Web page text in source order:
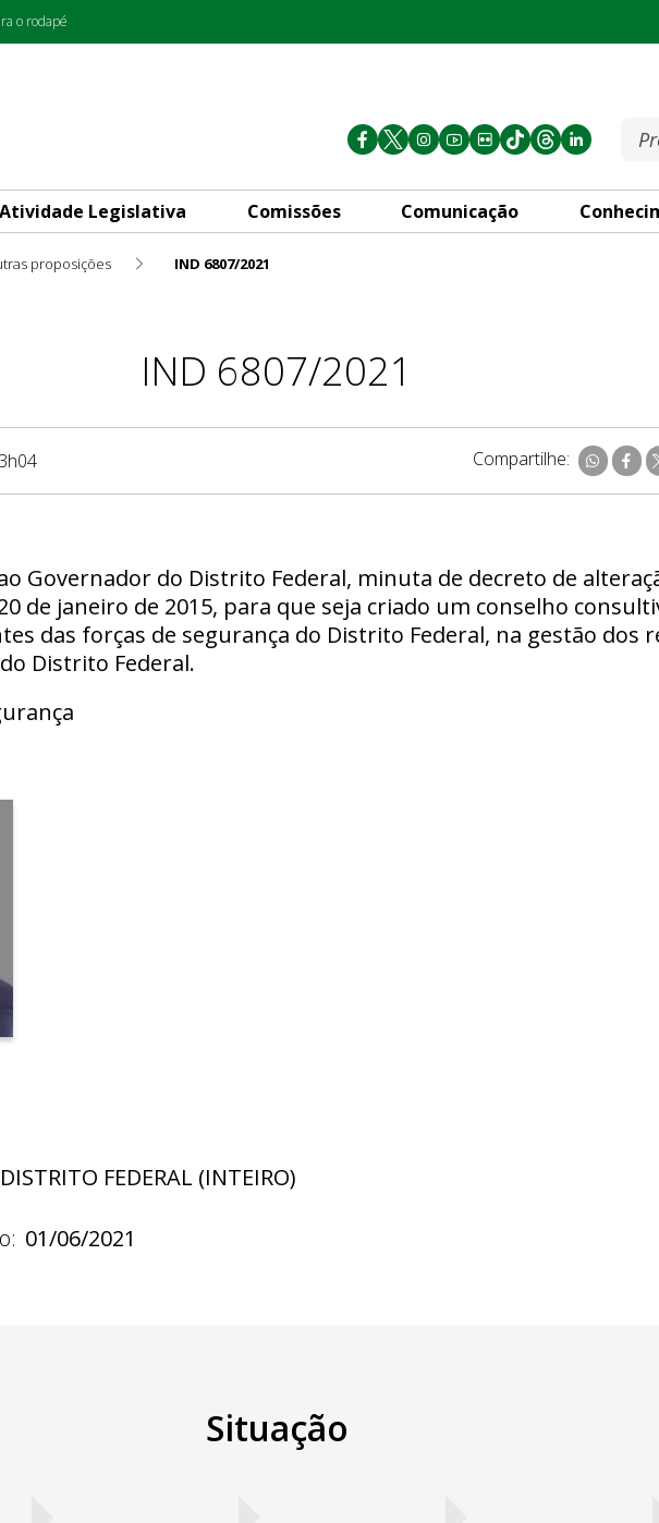
o rodapé
Atividade Legislativa Comissões Comunicação
proposições IND 6807/2021
IND 6807/2021
Compartilhe:
Governador do Distrito Federal, minuta de decreto de
de janeiro de 2015, para que seja criado um conselho
das forças de segurança do Distrito Federal, na gestão dos
Distrito Federal.
DISTRITO FEDERAL (INTEIRO)
01/06/2021
Situação